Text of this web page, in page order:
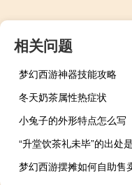
相关问题
梦幻西游神器技能攻略
冬天奶茶属性热症状
“升堂饮茶礼未毕”的出处
梦幻西游摆摊如何自助售